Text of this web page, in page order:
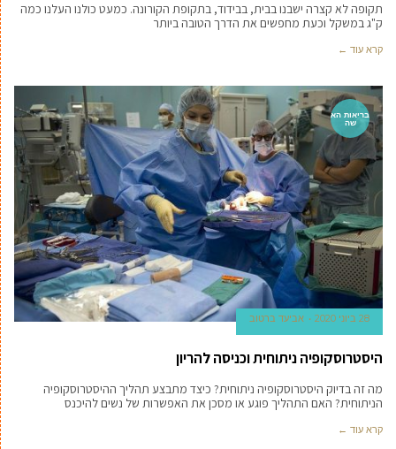
תקופה לא קצרה ישבנו בבית, בבידוד, בתקופת הקורונה. כמעט כולנו העלנו כמה
ק"ג במשקל וכעת מחפשים את הדרך הטובה ביותר
קרא עוד ←
בריאות הא
שה
28 ביוני 2020 אביעד ברטוב
היסטרוסקופיה ניתוחית וכניסה להריון
מה זה בדיוק היסטרוסקופיה ניתוחית? כיצד מתבצע תהליך ההיסטרוסקופיה
הניתוחית? האם התהליך פוגע או מסכן את האפשרות של נשים להיכנס
קרא עוד ←